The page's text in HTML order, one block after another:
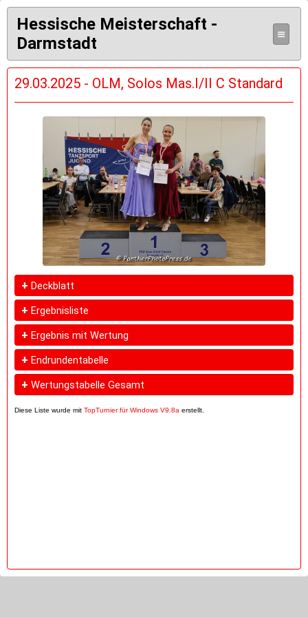
Hessische Meisterschaft -
Darmstadt
≡
29.03.2025 - OLM, Solos Mas.I/II C Standard
+ Deckblatt
+ Ergebnisliste
+ Ergebnis mit Wertung
+ Endrundentabelle
+ Wertungstabelle Gesamt
Diese Liste wurde mit TopTurnier für Windows V9.8a erstellt.